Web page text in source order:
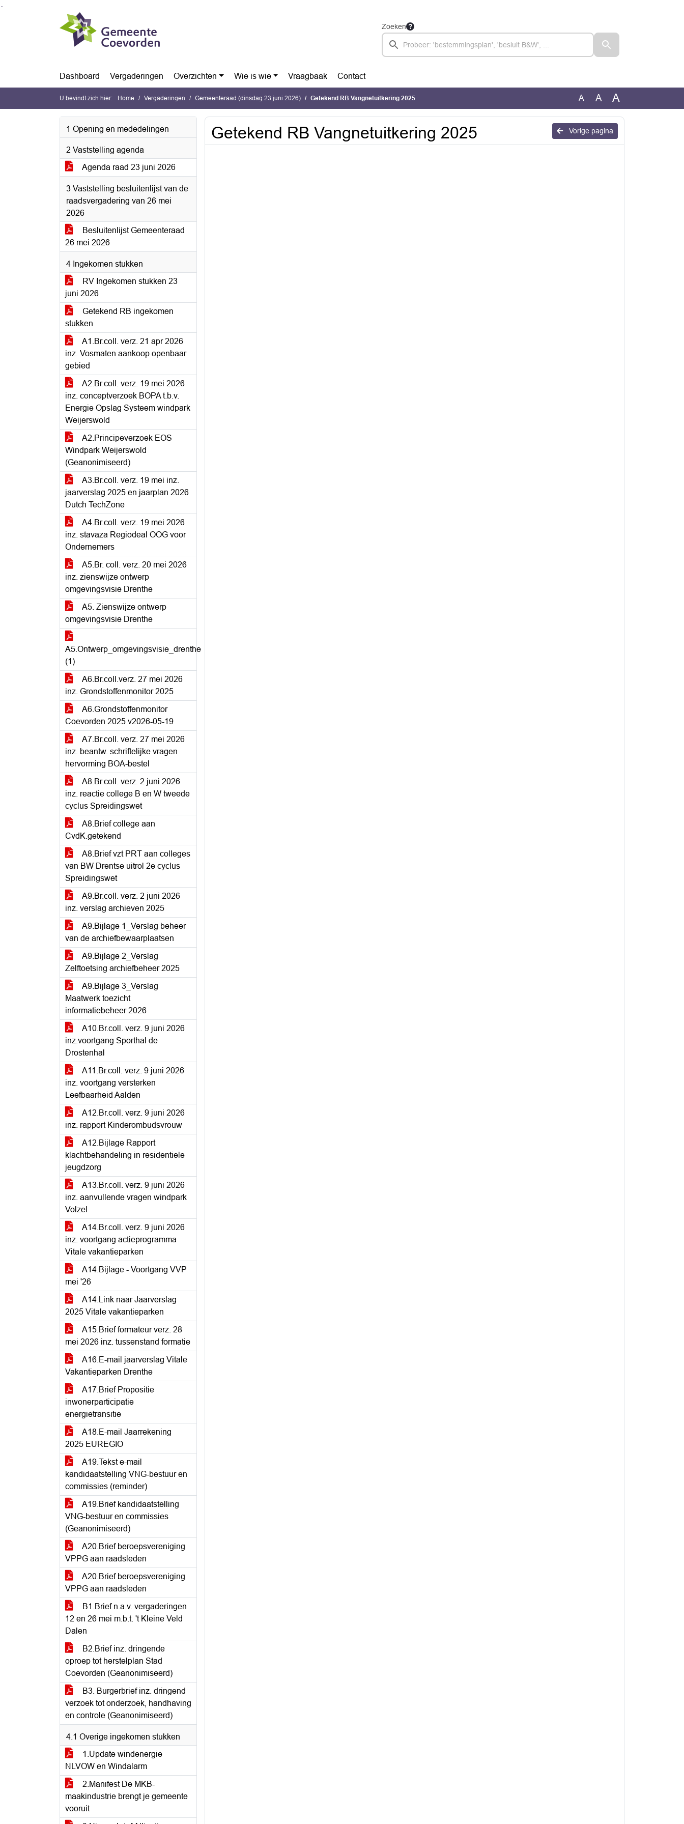
Ga naar de inhoud van deze pagina
Ga naar het zoeken
Ga naar het menu
Zoeken
Dashboard Vergaderingen Overzichten Wie is wie Vraagbaak Contact
U bevindt zich hier: Home Vergaderingen Gemeenteraad (dinsdag 23 juni 2026) Getekend RB Vangnetuitkering 2025 A A A
1 Opening en mededelingen
2 Vaststelling agenda
Agenda raad 23 juni 2026
3 Vaststelling besluitenlijst van de
raadsvergadering van 26 mei
2026
Besluitenlijst Gemeenteraad
26 mei 2026
4 Ingekomen stukken
RV Ingekomen stukken 23
juni 2026
Getekend RB ingekomen
stukken
A1.Br.coll. verz. 21 apr 2026
inz. Vosmaten aankoop openbaar
gebied
A2.Br.coll. verz. 19 mei 2026
inz. conceptverzoek BOPA t.b.v.
Energie Opslag Systeem windpark
Weijerswold
A2.Principeverzoek EOS
Windpark Weijerswold
(Geanonimiseerd)
A3.Br.coll. verz. 19 mei inz.
jaarverslag 2025 en jaarplan 2026
Dutch TechZone
A4.Br.coll. verz. 19 mei 2026
inz. stavaza Regiodeal OOG voor
Ondernemers
A5.Br. coll. verz. 20 mei 2026
inz. zienswijze ontwerp
omgevingsvisie Drenthe
A5. Zienswijze ontwerp
omgevingsvisie Drenthe
A5.Ontwerp_omgevingsvisie_drenthe
(1)
A6.Br.coll.verz. 27 mei 2026
inz. Grondstoffenmonitor 2025
A6.Grondstoffenmonitor
Coevorden 2025 v2026-05-19
A7.Br.coll. verz. 27 mei 2026
inz. beantw. schriftelijke vragen
hervorming BOA-bestel
A8.Br.coll. verz. 2 juni 2026
inz. reactie college B en W tweede
cyclus Spreidingswet
A8.Brief college aan
CvdK.getekend
A8.Brief vzt PRT aan colleges
van BW Drentse uitrol 2e cyclus
Spreidingswet
A9.Br.coll. verz. 2 juni 2026
inz. verslag archieven 2025
A9.Bijlage 1_Verslag beheer
van de archiefbewaarplaatsen
A9.Bijlage 2_Verslag
Zelftoetsing archiefbeheer 2025
A9.Bijlage 3_Verslag
Maatwerk toezicht
informatiebeheer 2026
A10.Br.coll. verz. 9 juni 2026
inz.voortgang Sporthal de
Drostenhal
A11.Br.coll. verz. 9 juni 2026
inz. voortgang versterken
Leefbaarheid Aalden
A12.Br.coll. verz. 9 juni 2026
inz. rapport Kinderombudsvrouw
A12.Bijlage Rapport
klachtbehandeling in residentiele
jeugdzorg
A13.Br.coll. verz. 9 juni 2026
inz. aanvullende vragen windpark
Volzel
A14.Br.coll. verz. 9 juni 2026
inz. voortgang actieprogramma
Vitale vakantieparken
A14.Bijlage - Voortgang VVP
mei '26
A14.Link naar Jaarverslag
2025 Vitale vakantieparken
A15.Brief formateur verz. 28
mei 2026 inz. tussenstand formatie
A16.E-mail jaarverslag Vitale
Vakantieparken Drenthe
A17.Brief Propositie
inwonerparticipatie
energietransitie
A18.E-mail Jaarrekening
2025 EUREGIO
A19.Tekst e-mail
kandidaatstelling VNG-bestuur en
commissies (reminder)
A19.Brief kandidaatstelling
VNG-bestuur en commissies
(Geanonimiseerd)
A20.Brief beroepsvereniging
VPPG aan raadsleden
A20.Brief beroepsvereniging
VPPG aan raadsleden
B1.Brief n.a.v. vergaderingen
12 en 26 mei m.b.t. 't Kleine Veld
Dalen
B2.Brief inz. dringende
oproep tot herstelplan Stad
Coevorden (Geanonimiseerd)
B3. Burgerbrief inz. dringend
verzoek tot onderzoek, handhaving
en controle (Geanonimiseerd)
4.1 Overige ingekomen stukken
1.Update windenergie
NLVOW en Windalarm
2.Manifest De MKB-
maakindustrie brengt je gemeente
vooruit
Vorige pagina
Getekend RB Vangnetuitkering 2025